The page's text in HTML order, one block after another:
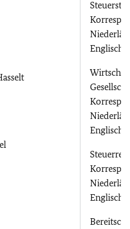
Englisch
Englisch
Englisch,